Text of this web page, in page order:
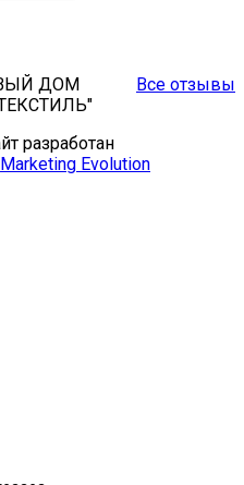
Все отзывы
ДОМ
разработан
Marketing Evolution